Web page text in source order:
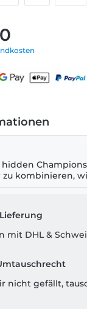
zu kombinieren,
mit DHL &
nicht gefällt,